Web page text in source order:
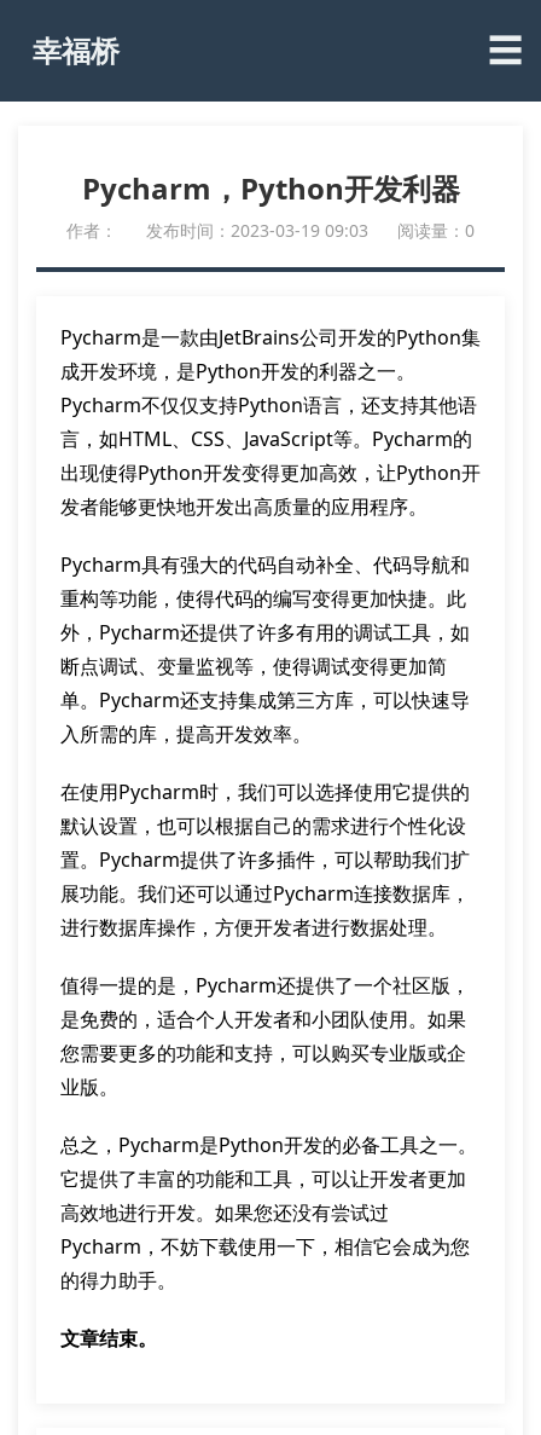
幸福桥 ☰
Pycharm，Python开发利器
作者： 发布时间：2023-03-19 09:03 阅读量：0
Pycharm是一款由JetBrains公司开发的Python集
成开发环境，是Python开发的利器之一。
Pycharm不仅仅支持Python语言，还支持其他语
言，如HTML、CSS、JavaScript等。Pycharm的
出现使得Python开发变得更加高效，让Python开
发者能够更快地开发出高质量的应用程序。
Pycharm具有强大的代码自动补全、代码导航和
重构等功能，使得代码的编写变得更加快捷。此
外，Pycharm还提供了许多有用的调试工具，如
断点调试、变量监视等，使得调试变得更加简
单。Pycharm还支持集成第三方库，可以快速导
入所需的库，提高开发效率。
在使用Pycharm时，我们可以选择使用它提供的
默认设置，也可以根据自己的需求进行个性化设
置。Pycharm提供了许多插件，可以帮助我们扩
展功能。我们还可以通过Pycharm连接数据库，
进行数据库操作，方便开发者进行数据处理。
值得一提的是，Pycharm还提供了一个社区版，
是免费的，适合个人开发者和小团队使用。如果
您需要更多的功能和支持，可以购买专业版或企
业版。
总之，Pycharm是Python开发的必备工具之一。
它提供了丰富的功能和工具，可以让开发者更加
高效地进行开发。如果您还没有尝试过
Pycharm，不妨下载使用一下，相信它会成为您
的得力助手。
文章结束。